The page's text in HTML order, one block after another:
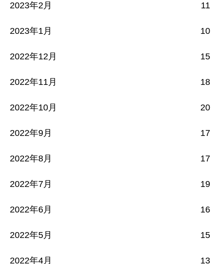
2023年2月 11
2023年1月 10
2022年12月 15
2022年11月 18
2022年10月 20
2022年9月 17
2022年8月 17
2022年7月 19
2022年6月 16
2022年5月 15
2022年4月 13